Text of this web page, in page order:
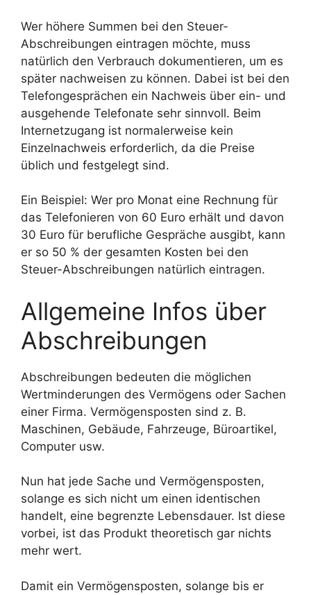
Wer höhere Summen bei den Steuer-
Abschreibungen eintragen möchte, muss
natürlich den Verbrauch dokumentieren, um es
später nachweisen zu können. Dabei ist bei den
Telefongesprächen ein Nachweis über ein- und
ausgehende Telefonate sehr sinnvoll. Beim
Internetzugang ist normalerweise kein
Einzelnachweis erforderlich, da die Preise
üblich und festgelegt sind.
Ein Beispiel: Wer pro Monat eine Rechnung für
das Telefonieren von 60 Euro erhält und davon
30 Euro für berufliche Gespräche ausgibt, kann
er so 50 % der gesamten Kosten bei den
Steuer-Abschreibungen natürlich eintragen.
Allgemeine Infos über
Abschreibungen
Abschreibungen bedeuten die möglichen
Wertminderungen des Vermögens oder Sachen
einer Firma. Vermögensposten sind z. B.
Maschinen, Gebäude, Fahrzeuge, Büroartikel,
Computer usw.
Nun hat jede Sache und Vermögensposten,
solange es sich nicht um einen identischen
handelt, eine begrenzte Lebensdauer. Ist diese
vorbei, ist das Produkt theoretisch gar nichts
mehr wert.
Damit ein Vermögensposten, solange bis er